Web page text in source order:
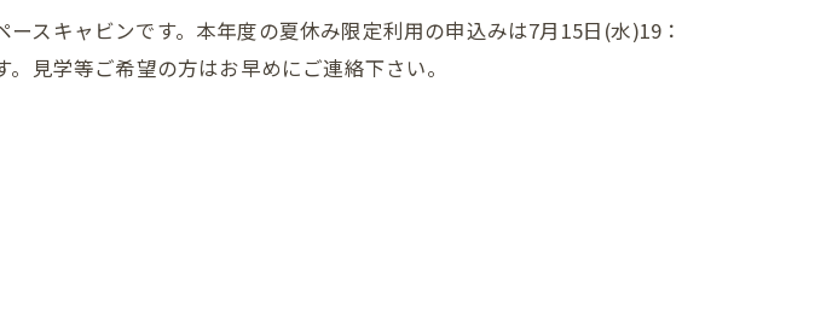
スキャビンです。本年度の夏休み限定利用の申込みは7月15日(水)19：
見学等ご希望の方はお早めにご連絡下さい。